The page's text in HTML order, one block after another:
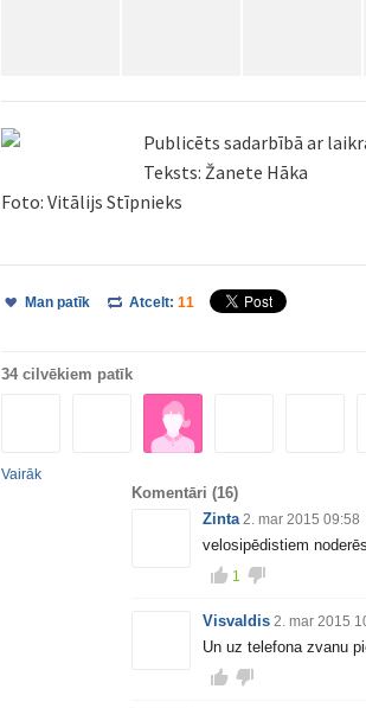
Publicēts sadarbībā ar
Teksts: Žanete Hāka
Foto: Vitālijs Stīpnieks
Man patīk Atcelt: 11
34 cilvēkiem patīk
Vairāk
Komentāri (16)
Zinta 2. mar 2015 09:58
velosipēdistiem
1
Visvaldis 2. mar 2015
Un uz telefona zvanu